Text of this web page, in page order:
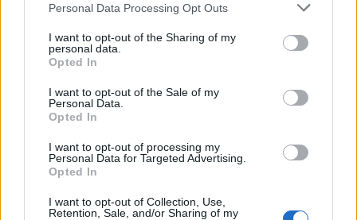
Personal Data Processing Opt Outs
I want to opt-out of the Sharing of my
personal data.
Opted In
I want to opt-out of the Sale of my
Personal Data.
Opted In
I want to opt-out of processing my
Personal Data for Targeted Advertising.
Opted In
I want to opt-out of Collection, Use,
Retention, Sale, and/or Sharing of my
Οι συλληφθέντες θα οδηγηθούν αρμοδίως, ενώ η